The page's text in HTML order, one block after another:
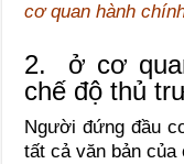
cơ quan hành
2. ở cơ
chế độ thủ
Người đứng đầu
tất cả văn bản